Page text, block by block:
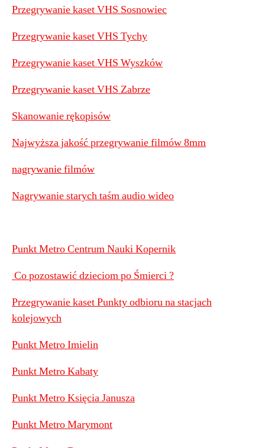
Przegrywanie kaset VHS Sosnowiec
Przegrywanie kaset VHS Tychy
Przegrywanie kaset VHS Wyszków
Przegrywanie kaset VHS Zabrze
Skanowanie rękopisów
Najwyższa jakość przegrywanie filmów 8mm
nagrywanie filmów
Nagrywanie starych taśm audio wideo
Punkt Metro Centrum Nauki Kopernik
Co pozostawić dzieciom po Śmierci ?
Przegrywanie kaset Punkty odbioru na stacjach
kolejowych
Punkt Metro Imielin
Punkt Metro Kabaty
Punkt Metro Księcia Janusza
Punkt Metro Marymont